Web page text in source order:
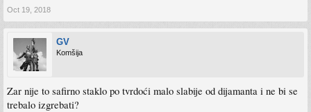
Oct 19, 2018
GV
Komšija
Zar nije to safirno staklo po tvrdoći malo slabije od dijamanta i ne bi se
trebalo izgrebati?